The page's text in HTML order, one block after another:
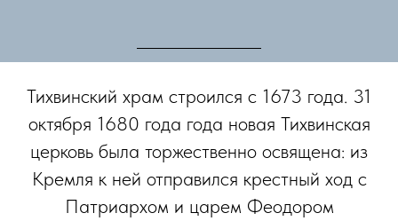
Тихвинский храм строился с 1673 года. 31
октября 1680 года года новая Тихвинская
церковь была торжественно освящена: из
Кремля к ней отправился крестный ход с
Патриархом и царем Феодором